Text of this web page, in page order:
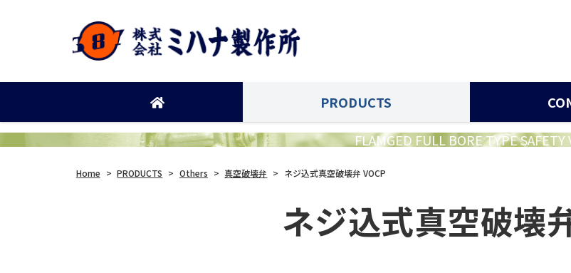
PRODUCTS
FLAMGED FULL BORE TYPE SAFETY
Home > PRODUCTS > Others > 真空破壊弁 > ネジ込式真空破壊弁 VOCP
ネジ込式真空破壊